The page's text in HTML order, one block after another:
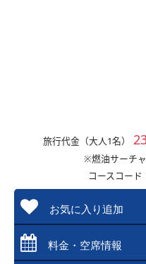
旅行代金（大人1名）
※燃油サーチ
コースコード
お気に入り追加
料金・空席情報